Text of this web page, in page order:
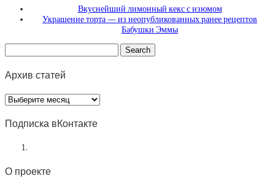
Вкуснейший лимонный кекс с изюмом
Украшение торта — из неопубликованных ранее рецептов
Бабушки Эммы
Архив статей
Архив
статей
Подписка вКонтакте
О проекте